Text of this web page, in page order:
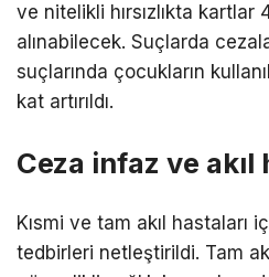
ve nitelikli hırsızlıkta kartlar
alınabilecek. Suçlarda
suçlarında çocukların
kat artırıldı.
Ceza infaz ve akıl
Kısmi ve tam akıl hastaları
tedbirleri netleştirildi. Tam